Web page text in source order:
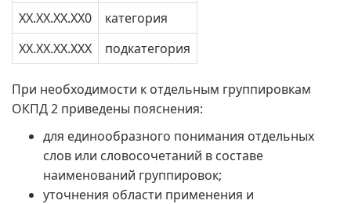
XX.XX.XX.XX0
категория
XX.XX.XX.XXX
подкатегория
При необходимости к отдельным группировкам
ОКПД 2 приведены пояснения:
для единообразного понимания отдельных
слов или словосочетаний в составе
наименований группировок;
уточнения области применения и